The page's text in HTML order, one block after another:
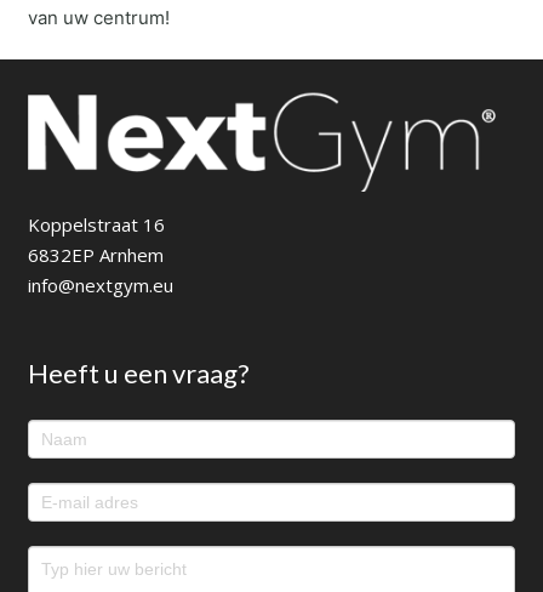
van uw centrum!
Koppelstraat 16
6832EP Arnhem
info@nextgym.eu
Heeft u een vraag?
Footer
contact